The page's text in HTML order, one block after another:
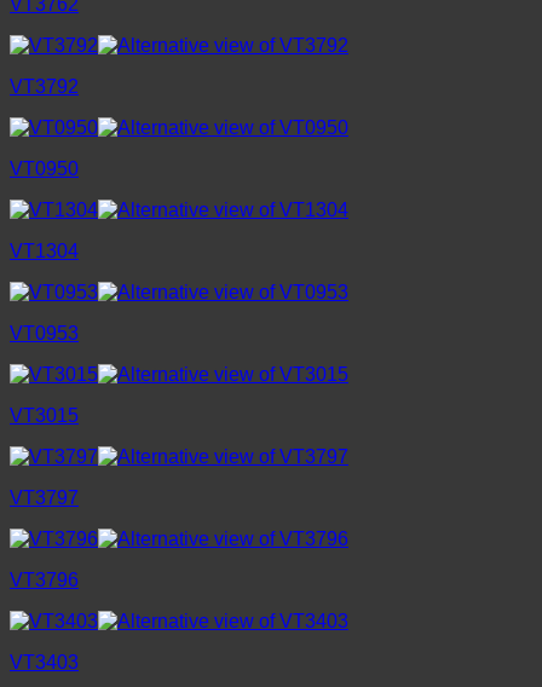
VT3762
VT3792
VT0950
VT1304
VT0953
VT3015
VT3797
VT3796
VT3403